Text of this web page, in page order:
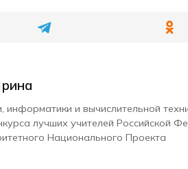
информатики и вычислительной
лучших учителей Российской
Национального Проекта